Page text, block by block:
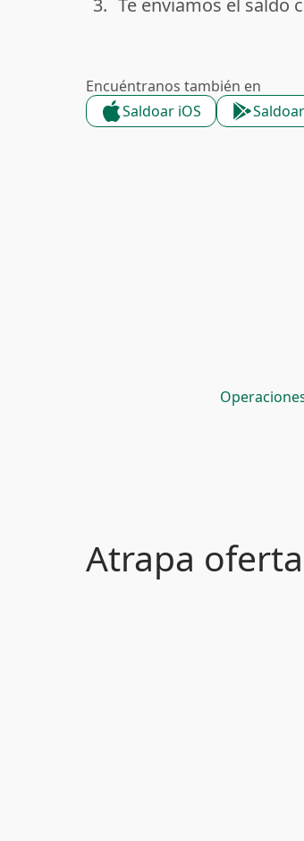
done
3. Te enviamos el saldo
Encuéntranos también en
Saldoar iOS
Atrapa